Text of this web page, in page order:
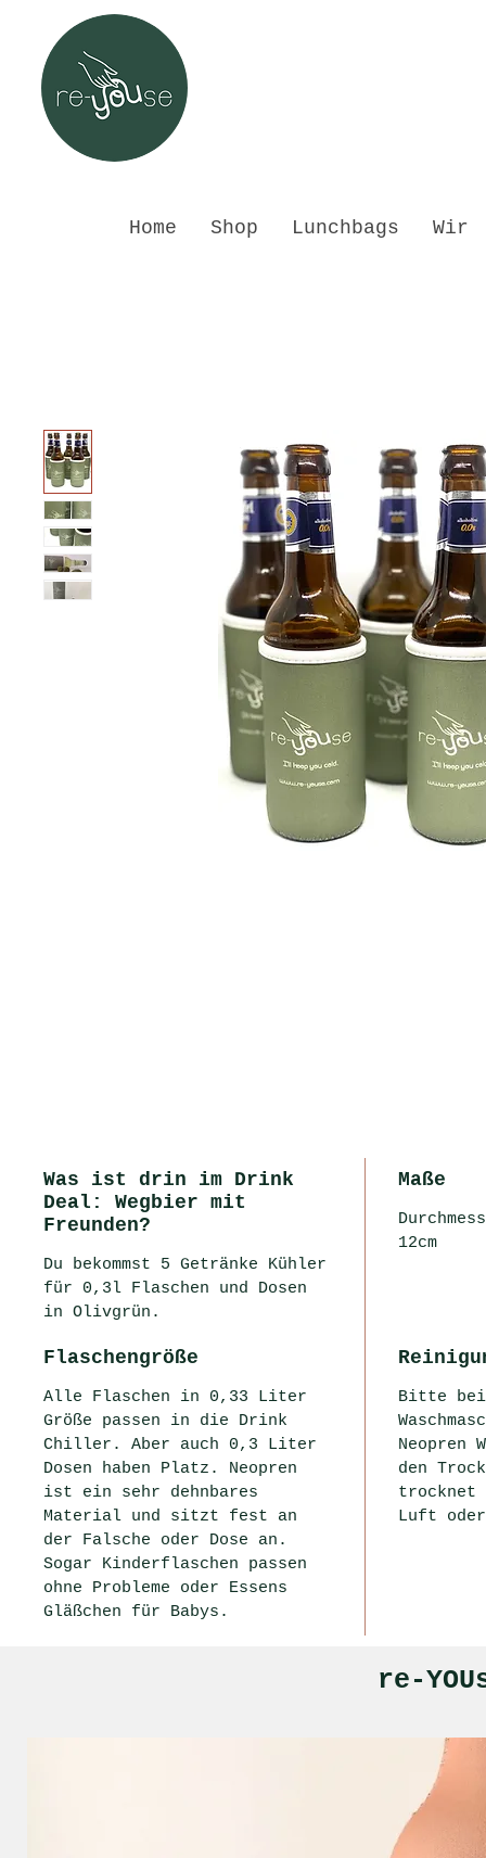
Home Shop Lunchbags Wir
Was ist drin im Drink
Deal: Wegbier mit
Freunden?
Du bekommst 5 Getränke Kühler
für 0,3l Flaschen und Dosen
in Olivgrün.
Maße
12cm
Flaschengröße
Alle Flaschen in 0,33 Liter
Größe passen in die Drink
Chiller. Aber auch 0,3 Liter
Dosen haben Platz. Neopren
ist ein sehr dehnbares
Material und sitzt fest an
der Falsche oder Dose an.
Sogar Kinderflaschen passen
ohne Probleme oder Essens
Gläßchen für Babys.
Bitte bei
Neopren
den
trocknet
Luft
re-